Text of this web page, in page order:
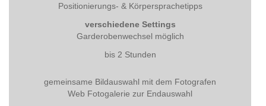
Positionierungs- & Körpersprachetipps
verschiedene Settings
Garderobenwechsel möglich
bis 2 Stunden
gemeinsame Bildauswahl mit dem Fotografen
Web Fotogalerie zur Endauswahl